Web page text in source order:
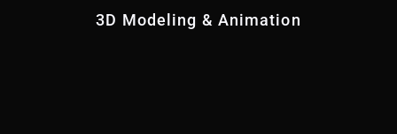
3D Modeling & Animation